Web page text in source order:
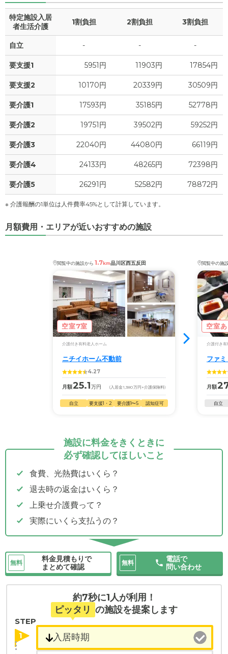
特定施設入居
者生活介護
1割負担 2割負担 3割負担
自立 - - -
要支援1 5951円 11903円 17854円
要支援2 10170円 20339円 30509円
要介護1 17593円 35185円 52778円
要介護2 19751円 39502円 59252円
要介護3 22040円 44080円 66119円
要介護4 24133円 48265円 72398円
要介護5 26291円 52582円 78872円
※ 介護報酬の1単位は人件費率45%として計算しています。
月額費用・エリアが近いおすすめの施設
閲覧中の施設から 1.7km品川区西五反田
空室7室
介護付き有料老人ホーム
ニチイホーム不動前
4.27
月額25.1万円 (入居金1,380万円 +介護保険料)
自立 要支援1・2 要介護1〜5 認知症可
閲覧中の施
空室
介護付き有
ファ
月額
自立
施設に料金をきくときに
必ず確認してほしいこと
食費、光熱費はいくら？
退去時の返金はいくら？
上乗せ介護費って？
実際にいくら支払うの？
無料
料金見積もりで
まとめて確認
無料
電話で
問い合わせ
約7秒に1人が利用！
ピッタリ の施設を提案します
STEP
1